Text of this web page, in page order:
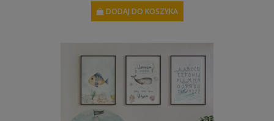
DODAJ DO KOSZYKA